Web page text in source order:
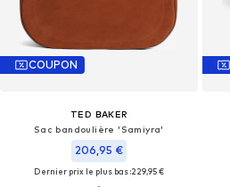
COUPON
TED BAKER
Sac bandoulière 'Samiyra'
206,95 €
Dernier prix le plus bas :229,95 €